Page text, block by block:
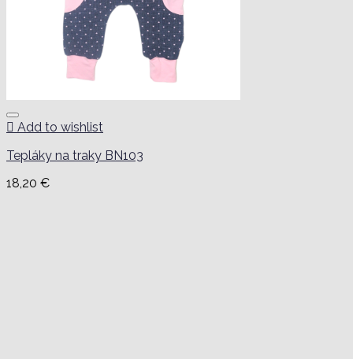
Add to wishlist
Tepláky na traky BN103
18,20 €